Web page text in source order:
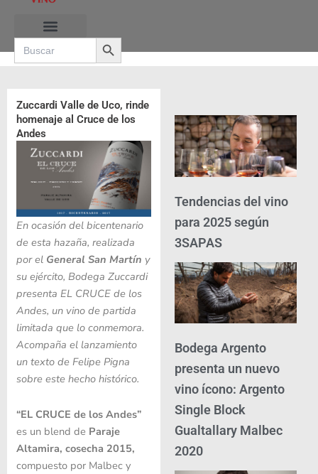
contenido
Search
for:
Search Button
Zuccardi Valle de Uco, rinde
homenaje al Cruce de los
Andes
En ocasión del bicentenario
de esta hazaña, realizada
por el General San Martín y
su ejército, Bodega Zuccardi
presenta EL CRUCE de los
Andes, un vino de partida
limitada que lo conmemora.
Acompaña el lanzamiento
un texto de Felipe Pigna
sobre este hecho histórico.
“EL CRUCE de los Andes”
es un blend de Paraje
Altamira, cosecha 2015,
compuesto por Malbec y
Tendencias del vino
para 2025 según
3SAPAS
Bodega Argento
presenta un nuevo
vino ícono: Argento
Single Block
Gualtallary Malbec
2020